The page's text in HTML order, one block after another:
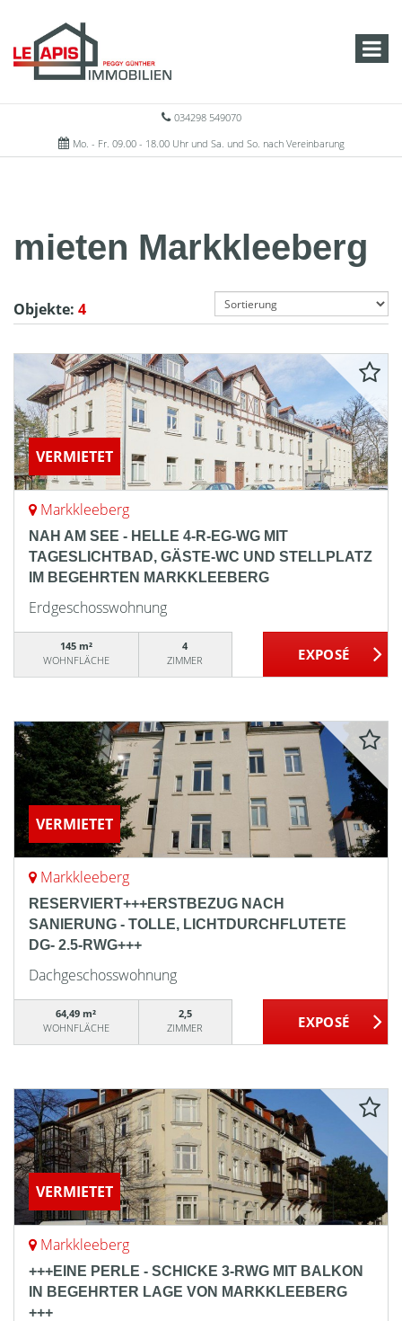
034298 549070
Mo. - Fr. 09.00 - 18.00 Uhr und Sa. und So. nach Vereinbarung
mieten Markkleeberg
Objekte: 4
VERMIETET
Markkleeberg
NAH AM SEE - HELLE 4-R-EG-WG MIT
TAGESLICHTBAD, GÄSTE-WC UND STELLPLATZ
IM BEGEHRTEN MARKKLEEBERG
Erdgeschosswohnung
145 m²
WOHNFLÄCHE
4
ZIMMER
VERMIETET
Markkleeberg
RESERVIERT+++ERSTBEZUG NACH
SANIERUNG - TOLLE, LICHTDURCHFLUTETE
DG- 2.5-RWG+++
Dachgeschosswohnung
64,49 m²
WOHNFLÄCHE
2,5
ZIMMER
VERMIETET
Markkleeberg
+++EINE PERLE - SCHICKE 3-RWG MIT BALKON
IN BEGEHRTER LAGE VON MARKKLEEBERG
+++